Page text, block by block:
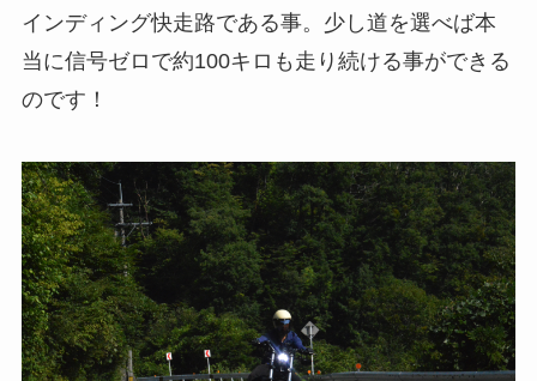
インディング快走路である事。少し道を選べば本
当に信号ゼロで約100キロも走り続ける事ができる
のです！